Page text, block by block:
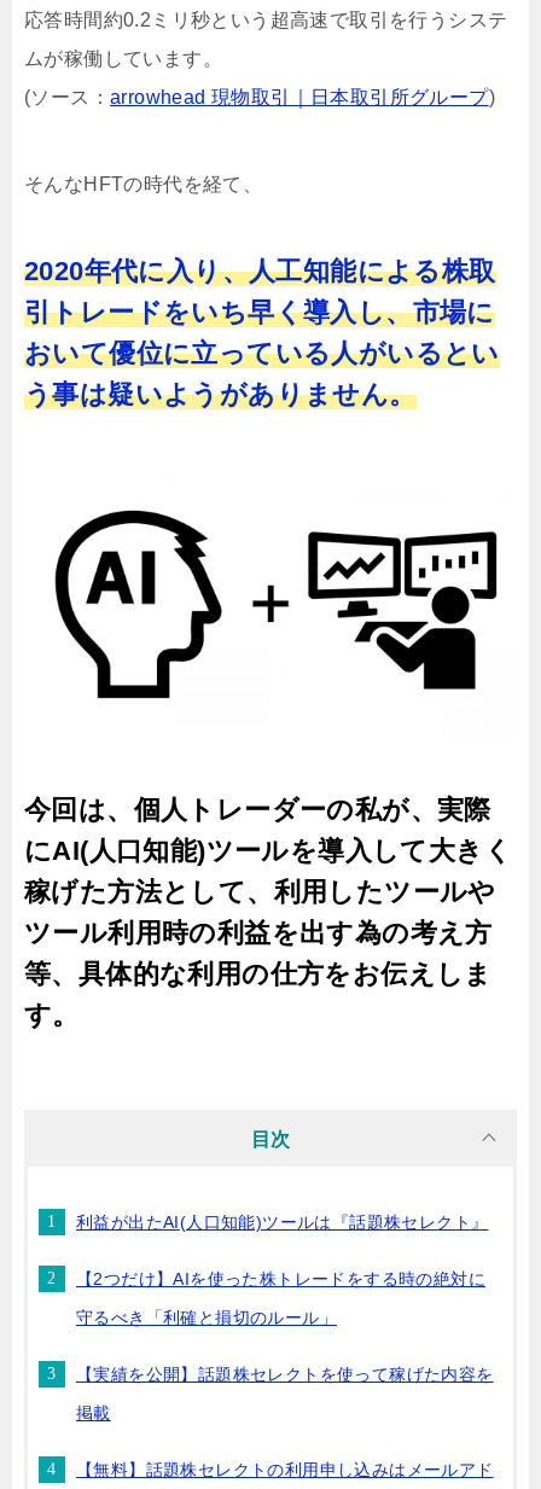
応答時間約0.2ミリ秒という超高速で取引を行うシステ
ムが稼働しています。
(ソース： arrowhead 現物取引｜日本取引所グループ)
そんなHFTの時代を経て、
2020年代に入り、人工知能による株取
引トレードをいち早く導入し、市場に
おいて優位に立っている人がいるとい
う事は疑いようがありません。
今回は、個人トレーダーの私が、実際
にAI(人口知能)ツールを導入して大きく
稼げた方法として、利用したツールや
ツール利用時の利益を出す為の考え方
等、具体的な利用の仕方をお伝えしま
す。
目次
利益が出たAI(人口知能)ツールは『話題株セレクト』
【2つだけ】AIを使った株トレードをする時の絶対に
守るべき「利確と損切のルール」
【実績を公開】話題株セレクトを使って稼げた内容を
掲載
【無料】話題株セレクトの利用申し込みはメールアド